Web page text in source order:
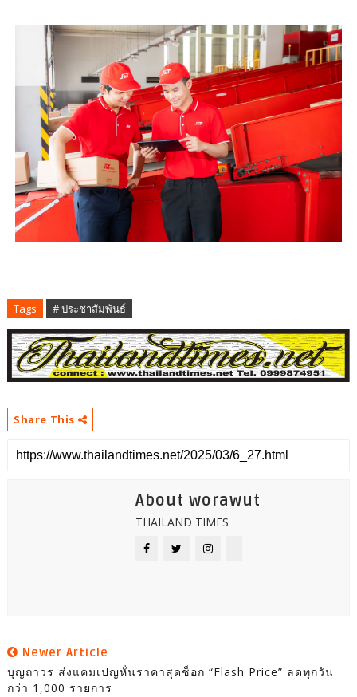
Tags # ประชาสัมพันธ์
Share This
About worawut
THAILAND TIMES
Newer Article
บุญถาวร ส่งแคมเปญหั่นราคาสุดช็อก “Flash Price” ลดทุกวัน
กว่า 1,000 รายการ